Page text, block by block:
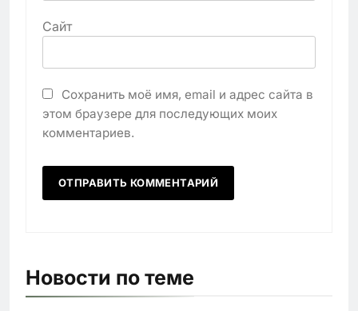
Сайт
Сохранить моё имя, email и адрес сайта в
этом браузере для последующих моих
комментариев.
Новости по теме